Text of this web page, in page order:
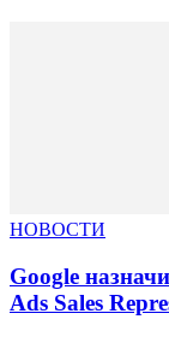
НОВОСТИ
Google
Ads Sales